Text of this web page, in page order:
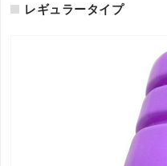
レギュラータイプ